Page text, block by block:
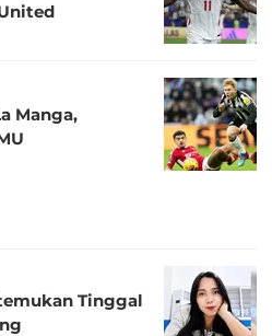
Manga,
Tinggal